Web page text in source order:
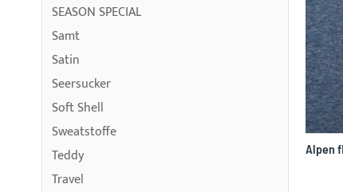
SEASON SPECIAL
Samt
Satin
Seersucker
Soft Shell
Sweatstoffe
Teddy
Travel